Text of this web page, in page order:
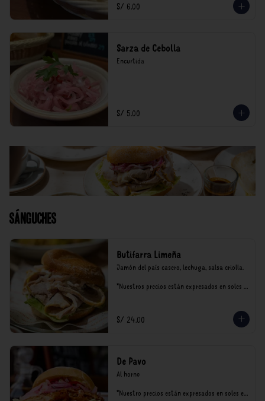
S/ 6.00
Sarza de Cebolla
Encurtida
S/ 5.00
Sánguches
Butifarra Limeña
Jamón del país casero, lechuga, salsa criolla.
*Nuestros precios están expresados en soles e
S/ 24.00
De Pavo
Al horno
*Nuestro precios están expresados en soles e